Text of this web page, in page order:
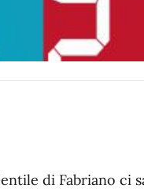
di Fabriano ci